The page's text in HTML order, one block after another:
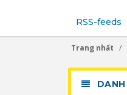
RSS-feeds
Trang nhất